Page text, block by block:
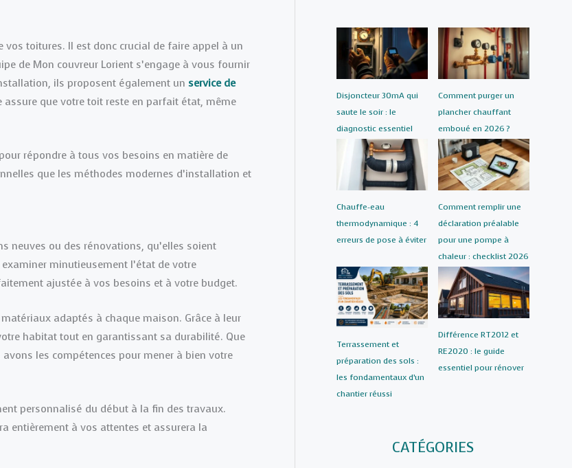
toitures. Il est donc crucial de faire appel à un
de Mon couvreur Lorient s’engage à vous fournir
ils proposent également un service de
que votre toit reste en parfait état, même
répondre à tous vos besoins en matière de
que les méthodes modernes d’installation et
neuves ou des rénovations, qu’elles soient
minutieusement l’état de votre
ajustée à vos besoins et à votre budget.
adaptés à chaque maison. Grâce à leur
habitat tout en garantissant sa durabilité. Que
les compétences pour mener à bien votre
personnalisé du début à la fin des travaux.
entièrement à vos attentes et assurera la
Disjoncteur 30mA qui
saute le soir : le
diagnostic essentiel
Comment purger un
plancher chauffant
emboué en 2026 ?
Chauffe-eau
thermodynamique : 4
erreurs de pose à éviter
Comment remplir une
déclaration préalable
pour une pompe à
chaleur : checklist 2026
Terrassement et
préparation des sols :
les fondamentaux d’un
chantier réussi
Différence RT2012 et
RE2020 : le guide
essentiel pour rénover
CATÉGORIES